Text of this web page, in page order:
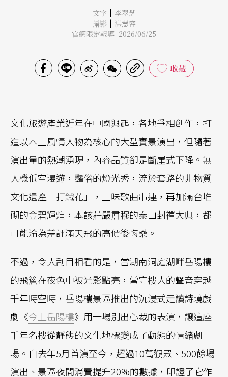
文字 | 李翠芝
攝影 | 洪慧容
官網限定報導 2026/06/25
收藏
文化旅遊產業近年在中國興起，各地爭相創作，打
造以本土風情人物為核心的大型實景演出，但隨著
演出量的熱潮湧現，內容品質卻是斷崖式下降。無
人機低空漫遊，豔俗的燈光秀，流於套路的非物質
文化遺產「打鐵花」，土味歌曲串連，再加滿台堆
砌的金碧輝煌，本該莊嚴肅穆的泰山封禪大典，都
可能淪為差評滿天飛的高價後悔藥。
不過，令人刮目相看的是，當湖南洞庭湖畔岳陽樓
的飛簷在夜色中被光影點亮，當守樓人的聲音穿越
千年時空時，岳陽樓景區推出的沉浸式走讀詩境戲
劇《今上岳陽樓》用一場別出心裁的表演，讓這座
千年名樓從靜態的文化地標變成了動態的情緒劇
場。自去年5月首演至今，超過10萬觀眾、500餘場
演出、景區夜間消費提升20%的數據，印證了它作